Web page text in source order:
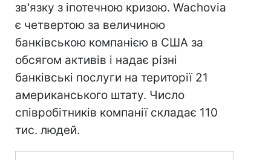
зв'язку з іпотечною кризою. Wachovia
є четвертою за величиною
банківською компанією в США за
обсягом активів і надає різні
банківські послуги на території 21
американського штату. Число
співробітників компанії складає 110
тис. людей.